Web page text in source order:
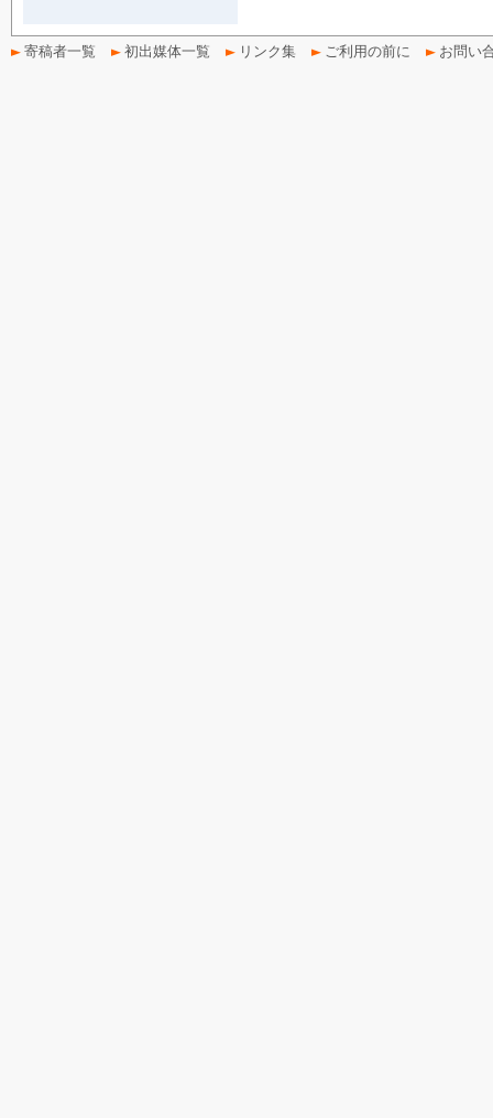
寄稿者一覧 初出媒体一覧 リンク集 ご利用の前に お問い